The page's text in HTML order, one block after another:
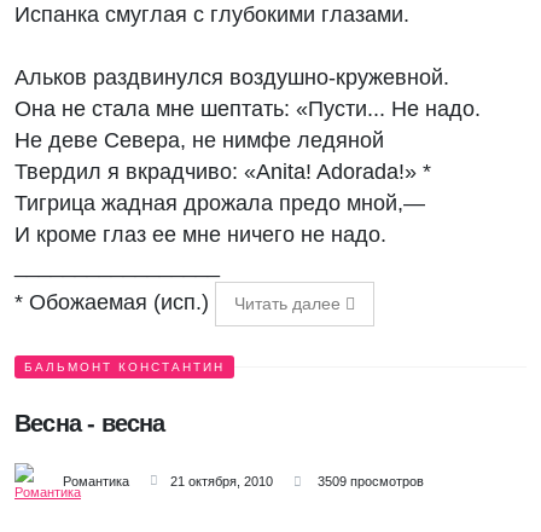
Испанка смуглая с глубокими глазами.
Альков раздвинулся воздушно-кружевной.
Она не стала мне шептать: «Пусти... Не надо.
Не деве Севера, не нимфе ледяной
Твердил я вкрадчиво: «Anita! Adorada!» *
Тигрица жадная дрожала предо мной,—
И кроме глаз ее мне ничего не надо.
* Обожаемая (исп.)
Читать далее
БАЛЬМОНТ КОНСТАНТИН
Весна - весна
Романтика 21 октября, 2010 3509 просмотров